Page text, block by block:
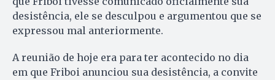
desistência, ele se desculpou e argumentou que se
expressou mal anteriormente.
A reunião de hoje era para ter acontecido no dia
em que Friboi anunciou sua desistência, a convite